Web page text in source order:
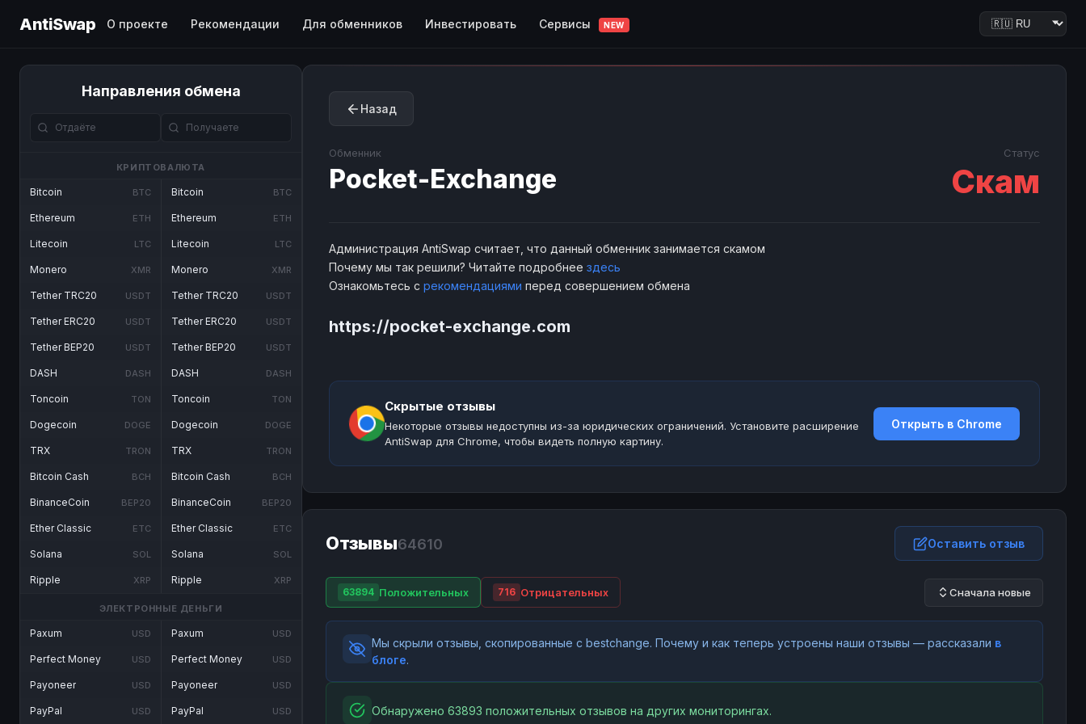
AntiSwap О проекте Рекомендации Для обменников Инвестировать Сервисы NEW
Направления обмена
КРИПТОВАЛЮТА
Bitcoin BTC
Ethereum ETH
Litecoin LTC
Monero XMR
Tether TRC20 USDT
Tether ERC20 USDT
Tether BEP20 USDT
DASH DASH
Toncoin TON
Dogecoin DOGE
TRX TRON
Bitcoin Cash BCH
BinanceCoin BEP20
Ether Classic ETC
Solana SOL
Ripple XRP
Bitcoin BTC
Ethereum ETH
Litecoin LTC
Monero XMR
Tether TRC20 USDT
Tether ERC20 USDT
Tether BEP20 USDT
DASH DASH
Toncoin TON
Dogecoin DOGE
TRX TRON
Bitcoin Cash BCH
BinanceCoin BEP20
Ether Classic ETC
Solana SOL
Ripple XRP
ЭЛЕКТРОННЫЕ ДЕНЬГИ
Paxum USD
Perfect Money USD
Payoneer USD
PayPal USD
Paxum USD
Perfect Money USD
Payoneer USD
PayPal USD
Назад
Обменник
Pocket-Exchange
Статус
Скам
Администрация AntiSwap считает, что данный обменник занимается скамом
Почему мы так решили? Читайте подробнее здесь
Ознакомьтесь с рекомендациями перед совершением обмена
https://pocket-exchange.com
Скрытые отзывы
Некоторые отзывы недоступны из-за юридических ограничений. Установите расширение
AntiSwap для Chrome, чтобы видеть полную картину.
Открыть в Chrome
Отзывы64610 Оставить отзыв
63894 Положительных 716 Отрицательных Сначала новые
Мы скрыли отзывы, скопированные с bestchange. Почему и как теперь устроены наши отзывы — рассказали в
блоге.
Обнаружено 63893 положительных отзывов на других мониторингах.